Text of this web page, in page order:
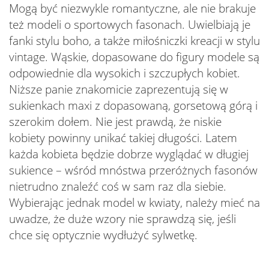
Mogą być niezwykle romantyczne, ale nie brakuje
też modeli o sportowych fasonach. Uwielbiają je
fanki stylu boho, a także miłośniczki kreacji w stylu
vintage. Wąskie, dopasowane do figury modele są
odpowiednie dla wysokich i szczupłych kobiet.
Niższe panie znakomicie zaprezentują się w
sukienkach maxi z dopasowaną, gorsetową górą i
szerokim dołem. Nie jest prawdą, że niskie
kobiety powinny unikać takiej długości. Latem
każda kobieta będzie dobrze wyglądać w długiej
sukience – wśród mnóstwa przeróżnych fasonów
nietrudno znaleźć coś w sam raz dla siebie.
Wybierając jednak model w kwiaty, należy mieć na
uwadze, że duże wzory nie sprawdzą się, jeśli
chce się optycznie wydłużyć sylwetkę.